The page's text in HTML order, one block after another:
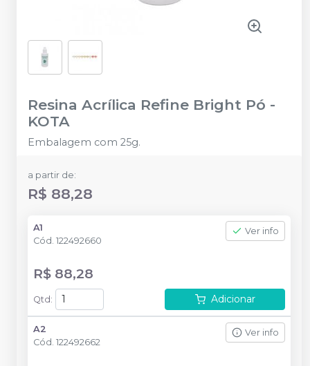
Resina Acrílica Refine Bright Pó -
KOTA
Embalagem com 25g.
a partir de:
R$ 88,28
A1
Cód. 122492660
Ver info
R$ 88,28
Qtd: Adicionar
A2
Cód. 122492662
Ver info